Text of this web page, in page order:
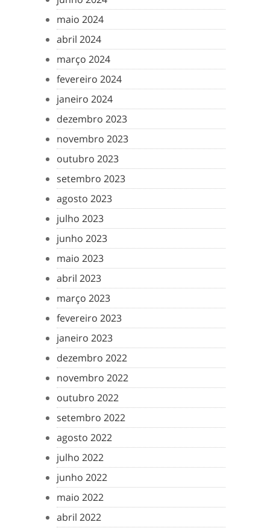
maio 2024
abril 2024
março 2024
fevereiro 2024
janeiro 2024
dezembro 2023
novembro 2023
outubro 2023
setembro 2023
agosto 2023
julho 2023
junho 2023
maio 2023
abril 2023
março 2023
fevereiro 2023
janeiro 2023
dezembro 2022
novembro 2022
outubro 2022
setembro 2022
agosto 2022
julho 2022
junho 2022
maio 2022
abril 2022